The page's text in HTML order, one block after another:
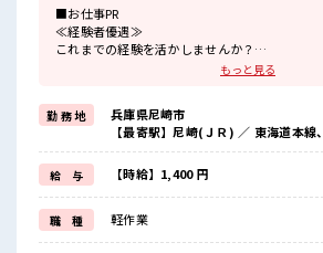
■お仕事PR
≪経験者優遇≫
これまでの経験を活かしませんか？
≪適度な残業でお給料UP≫
残業は月20時間未満で、
ほどよく稼げます♪
≪動きやすい制服アリ≫
制服があるので、
毎日の服装の悩み解消♪
≪自分に向いている仕事が探せる≫
困った事などがあれば、
担当がしっかりサポートします！
もっと見る
勤 務 地
兵庫県尼崎市
【最寄駅】尼崎(ＪＲ) ／ 東海道本線
給 与 【時給】1,400 円
職 種 軽作業